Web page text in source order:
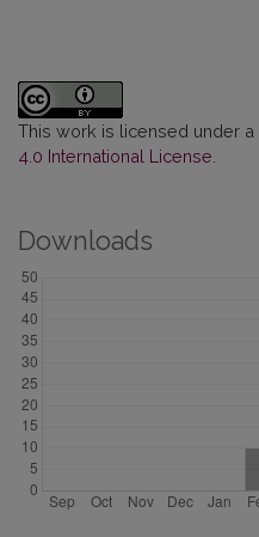
This work is licensed under a
4.0 International License
Downloads